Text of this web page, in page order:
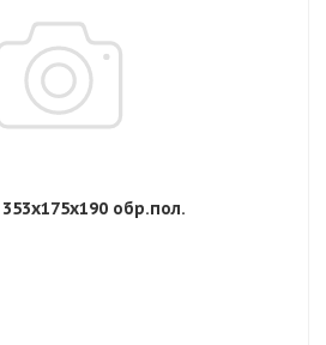
обр.пол.